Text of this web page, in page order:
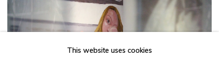
This website uses cookies